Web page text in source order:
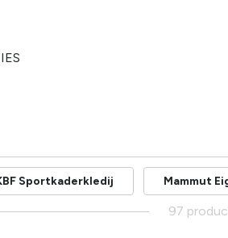
Sportkaderkledij Mammut
97